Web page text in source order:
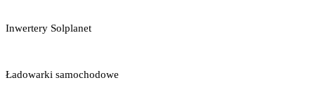
Inwertery Solplanet
Ładowarki samochodowe